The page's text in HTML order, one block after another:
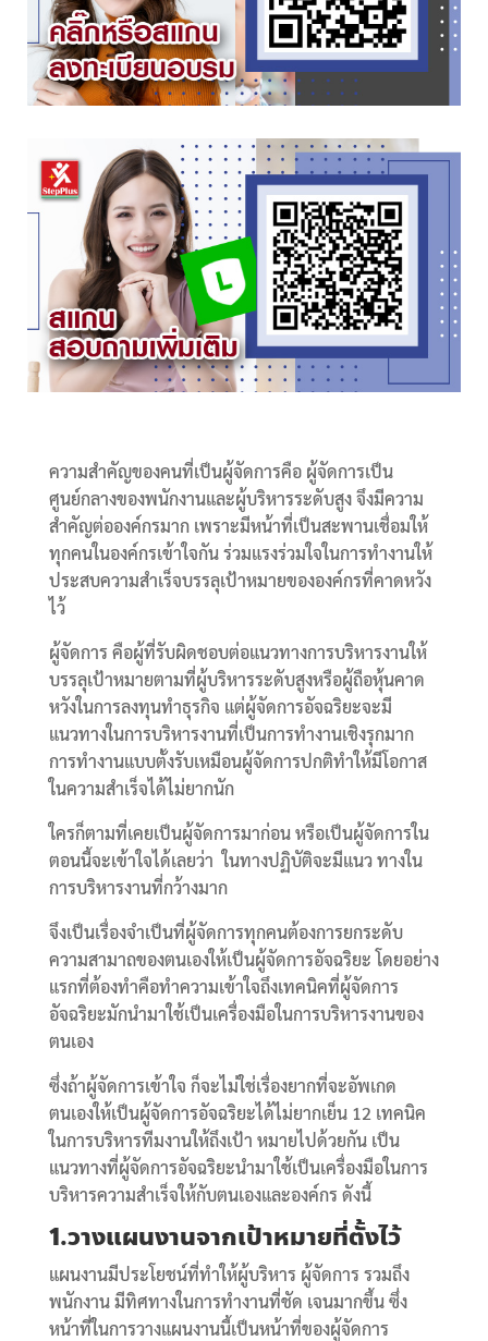
ความสำคัญของคนที่เป็นผู้จัดการคือ ผู้จัดการเป็น
ศูนย์กลางของพนักงานและผู้บริหารระดับสูง จึงมีความ
สำคัญต่อองค์กรมาก เพราะมีหน้าที่เป็นสะพานเชื่อมให้
ทุกคนในองค์กรเข้าใจกัน ร่วมแรงร่วมใจในการทำงานให้
ประสบความสำเร็จบรรลุเป้าหมายขององค์กรที่คาดหวัง
ไว้
ผู้จัดการ คือผู้ที่รับผิดชอบต่อแนวทางการบริหารงานให้
บรรลุเป้าหมายตามที่ผู้บริหารระดับสูงหรือผู้ถือหุ้นคาด
หวังในการลงทุนทำธุรกิจ แต่ผู้จัดการอัจฉริยะจะมี
แนวทางในการบริหารงานที่เป็นการทำงานเชิงรุกมาก
การทำงานแบบตั้งรับเหมือนผู้จัดการปกติทำให้มีโอกาส
ในความสำเร็จได้ไม่ยากนัก
ใครก็ตามที่เคยเป็นผู้จัดการมาก่อน หรือเป็นผู้จัดการใน
ตอนนี้จะเข้าใจได้เลยว่า ในทางปฏิบัติจะมีแนว ทางใน
การบริหารงานที่กว้างมาก
จึงเป็นเรื่องจำเป็นที่ผู้จัดการทุกคนต้องการยกระดับ
ความสามาถของตนเองให้เป็นผู้จัดการอัจฉริยะ โดยอย่าง
แรกที่ต้องทำคือทำความเข้าใจถึงเทคนิคที่ผู้จัดการ
อัจฉริยะมักนำมาใช้เป็นเครื่องมือในการบริหารงานของ
ตนเอง
ซึ่งถ้าผู้จัดการเข้าใจ ก็จะไม่ใช่เรื่องยากที่จะอัพเกด
ตนเองให้เป็นผู้จัดการอัจฉริยะได้ไม่ยากเย็น 12 เทคนิค
ในการบริหารทีมงานให้ถึงเป้า หมายไปด้วยกัน เป็น
แนวทางที่ผู้จัดการอัจฉริยะนำมาใช้เป็นเครื่องมือในการ
บริหารความสำเร็จให้กับตนเองและองค์กร ดังนี้
1.วางแผนงานจากเป้าหมายที่ตั้งไว้
แผนงานมีประโยชน์ที่ทำให้ผู้บริหาร ผู้จัดการ รวมถึง
พนักงาน มีทิศทางในการทำงานที่ชัด เจนมากขึ้น ซึ่ง
หน้าที่ในการวางแผนงานนี้เป็นหน้าที่ของผู้จัดการ